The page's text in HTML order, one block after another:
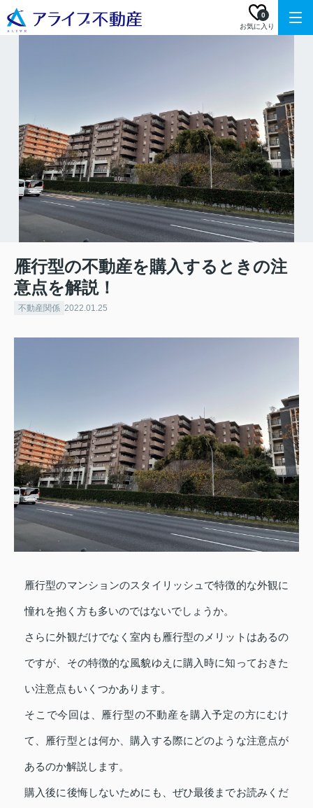
お気に入り
0
雁行型の不動産を購入するときの注
意点を解説！
不動産関係 2022.01.25
雁行型のマンションのスタイリッシュで特徴的な外観に
憧れを抱く方も多いのではないでしょうか。
さらに外観だけでなく室内も雁行型のメリットはあるの
ですが、その特徴的な風貌ゆえに購入時に知っておきた
い注意点もいくつかあります。
そこで今回は、雁行型の不動産を購入予定の方にむけ
て、雁行型とは何か、購入する際にどのような注意点が
あるのか解説します。
購入後に後悔しないためにも、ぜひ最後までお読みくだ